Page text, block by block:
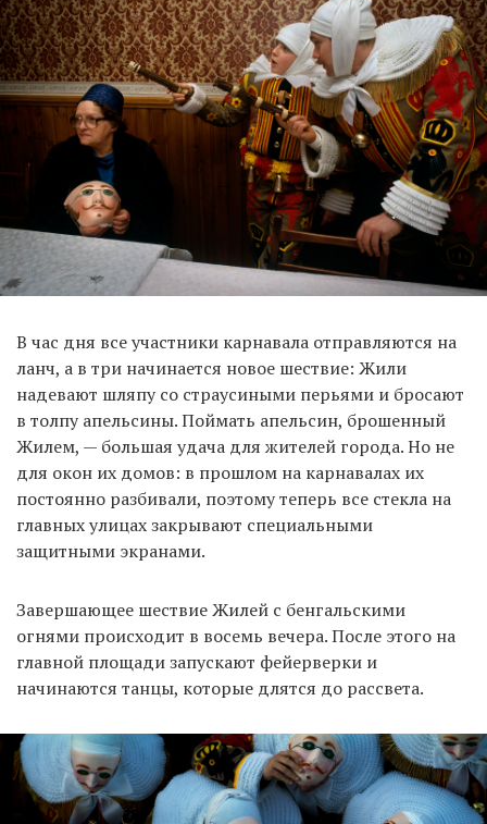
В час дня все участники карнавала отправляются на
ланч, а в три начинается новое шествие: Жили
надевают шляпу со страусиными перьями и бросают
в толпу апельсины. Поймать апельсин, брошенный
Жилем, — большая удача для жителей города. Но не
для окон их домов: в прошлом на карнавалах их
постоянно разбивали, поэтому теперь все стекла на
главных улицах закрывают специальными
защитными экранами.
Завершающее шествие Жилей с бенгальскими
огнями происходит в восемь вечера. После этого на
главной площади запускают фейерверки и
начинаются танцы, которые длятся до рассвета.